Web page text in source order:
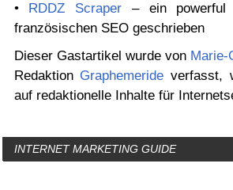
• RDDZ Scraper – ein powerful
französischen SEO geschrieben
Dieser Gastartikel wurde von Marie-
Redaktion Graphemeride verfasst,
auf redaktionelle Inhalte für
INTERNET MARKETING GUIDE